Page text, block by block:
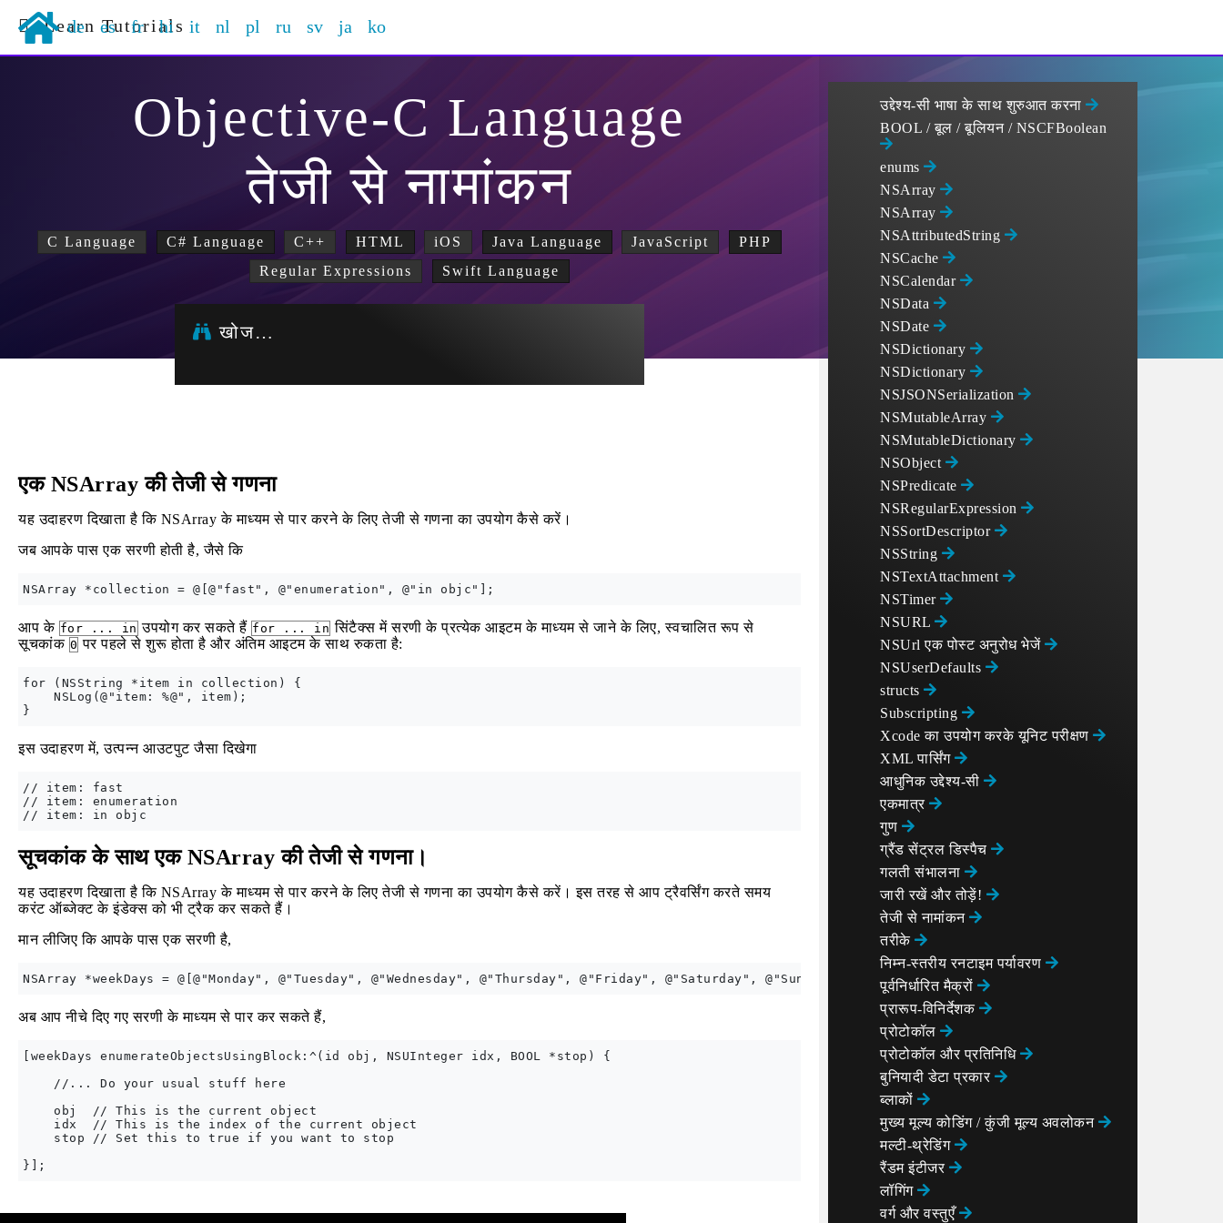
Learn Tutorials
de es fr hi it nl pl ru sv ja ko
Objective-C Language
तेजी से नामांकन
C Language C# Language C++ HTML iOS Java Language JavaScript
PHP
Regular Expressions
Swift Language
खोज…
एक NSArray की तेजी से गणना
यह उदाहरण दिखाता है कि NSArray के माध्यम से पार करने के लिए तेजी से गणना का उपयोग कैसे करें।
जब आपके पास एक सरणी होती है, जैसे कि
आप के for ... in उपयोग कर सकते हैं for ... in सिंटैक्स में सरणी के प्रत्येक आइटम के माध्यम से जाने के लिए, स्वचालित रूप से
सूचकांक 0 पर पहले से शुरू होता है और अंतिम आइटम के साथ रुकता है:
for (NSString *item in collection) {
    NSLog(@"item: %@", item);
इस उदाहरण में, उत्पन्न आउटपुट जैसा दिखेगा
// item: fast
// item: enumeration
सूचकांक के साथ एक NSArray की तेजी से गणना।
यह उदाहरण दिखाता है कि NSArray के माध्यम से पार करने के लिए तेजी से गणना का उपयोग कैसे करें। इस तरह से आप ट्रैवर्सिंग करते समय
करंट ऑब्जेक्ट के इंडेक्स को भी ट्रैक कर सकते हैं।
मान लीजिए कि आपके पास एक सरणी है,
अब आप नीचे दिए गए सरणी के माध्यम से पार कर सकते हैं,
[weekDays enumerateObjectsUsingBlock:^(id obj, NSUInteger idx, BOOL *stop) {
    //... Do your usual stuff here
    obj  // This is the current object
    idx  // This is the index of the current object
    stop // Set this to true if you want to stop
उद्देश्य-सी भाषा के साथ शुरुआत करना
BOOL / बूल / बूलियन / NSCFBoolean
enums
NSArray
NSArray
NSAttributedString
NSCache
NSCalendar
NSData
NSDate
NSDictionary
NSDictionary
NSJSONSerialization
NSMutableArray
NSMutableDictionary
NSObject
NSPredicate
NSRegularExpression
NSSortDescriptor
NSString
NSTextAttachment
NSTimer
NSURL
NSUrl एक पोस्ट अनुरोध भेजें
NSUserDefaults
structs
Subscripting
Xcode का उपयोग करके यूनिट परीक्षण
XML पार्सिंग
आधुनिक उद्देश्य-सी
एकमात्र
गुण
ग्रैंड सेंट्रल डिस्पैच
गलती संभालना
जारी रखें और तोड़ें!
तेजी से नामांकन
तरीके
निम्न-स्तरीय रनटाइम पर्यावरण
पूर्वनिर्धारित मैक्रों
प्रारूप-विनिर्देशक
प्रोटोकॉल
प्रोटोकॉल और प्रतिनिधि
बुनियादी डेटा प्रकार
ब्लाकों
मुख्य मूल्य कोडिंग / कुंजी मूल्य अवलोकन
मल्टी-थ्रेडिंग
रैंडम इंटीजर
लॉगिंग
वर्ग और वस्तुएँ